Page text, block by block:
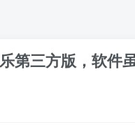
第三方版，软件